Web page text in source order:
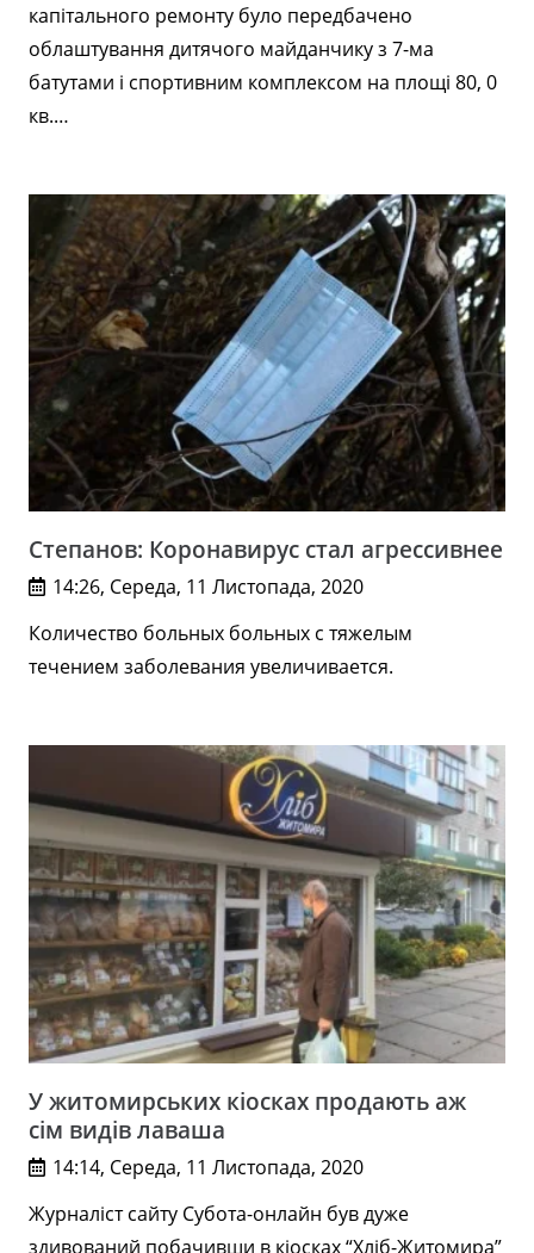
капітального ремонту було передбачено
облаштування дитячого майданчику з 7-ма
батутами і спортивним комплексом на площі 80, 0
кв.…
Степанов: Коронавирус стал агрессивнее
14:26, Середа, 11 Листопада, 2020
Количество больных больных с тяжелым
течением заболевания увеличивается.
У житомирських кіосках продають аж
сім видів лаваша
14:14, Середа, 11 Листопада, 2020
Журналіст сайту Субота-онлайн був дуже
здивований побачивши в кіосках “Хліб-Житомира”